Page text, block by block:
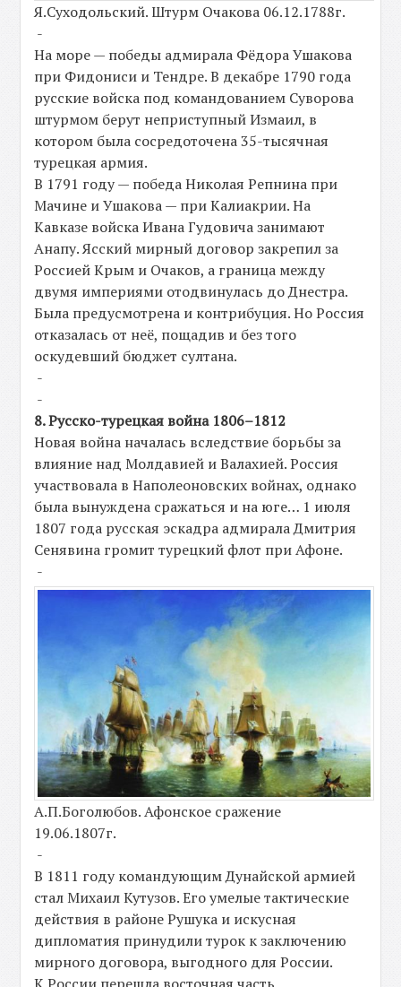
Я.Суходольский. Штурм Очакова 06.12.1788г.
-
На море — победы адмирала Фёдора Ушакова
при Фидониси и Тендре. В декабре 1790 года
русские войска под командованием Суворова
штурмом берут неприступный Измаил, в
котором была сосредоточена 35-тысячная
турецкая армия.
В 1791 году — победа Николая Репнина при
Мачине и Ушакова — при Калиакрии. На
Кавказе войска Ивана Гудовича занимают
Анапу. Ясский мирный договор закрепил за
Россией Крым и Очаков, а граница между
двумя империями отодвинулась до Днестра.
Была предусмотрена и контрибуция. Но Россия
отказалась от неё, пощадив и без того
оскудевший бюджет султана.
-
-
8. Русско-турецкая война 1806–1812
Новая война началась вследствие борьбы за
влияние над Молдавией и Валахией. Россия
участвовала в Наполеоновских войнах, однако
была вынуждена сражаться и на юге… 1 июля
1807 года русская эскадра адмирала Дмитрия
Сенявина громит турецкий флот при Афоне.
-
А.П.Боголюбов. Афонское сражение
19.06.1807г.
-
В 1811 году командующим Дунайской армией
стал Михаил Кутузов. Его умелые тактические
действия в районе Рушука и искусная
дипломатия принудили турок к заключению
мирного договора, выгодного для России.